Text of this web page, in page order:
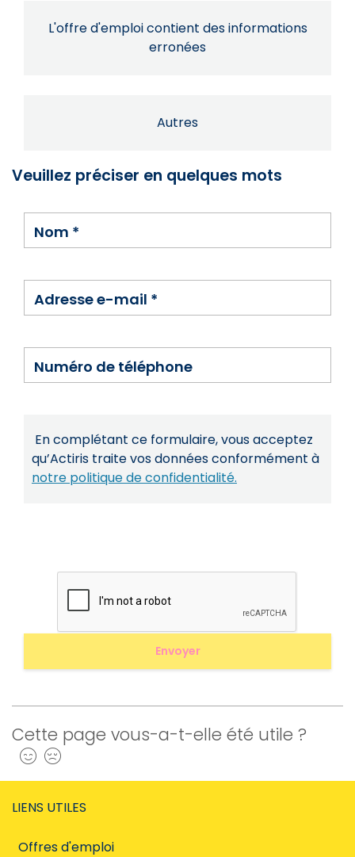
L'offre d'emploi contient des informations
erronées
Autres
Veuillez préciser en quelques mots
Nom *
Adresse e-mail *
Numéro de téléphone
En complétant ce formulaire, vous acceptez
qu’Actiris traite vos données conformément à
notre politique de confidentialité.
Cette page vous-a-t-elle été utile ?
Oui
LIENS UTILES
Offres d'emploi